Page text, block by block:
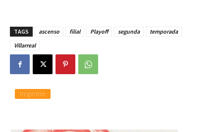
TAGS ascenso filial Playoff segunda
temporada
Villarreal
Imprimir